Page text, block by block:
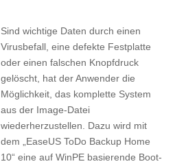
Sind wichtige Daten durch einen
Virusbefall, eine defekte Festplatte
oder einen falschen Knopfdruck
gelöscht, hat der Anwender die
Möglichkeit, das komplette System
aus der Image-Datei
wiederherzustellen. Dazu wird mit
dem „EaseUS ToDo Backup Home
10“ eine auf WinPE basierende Boot-